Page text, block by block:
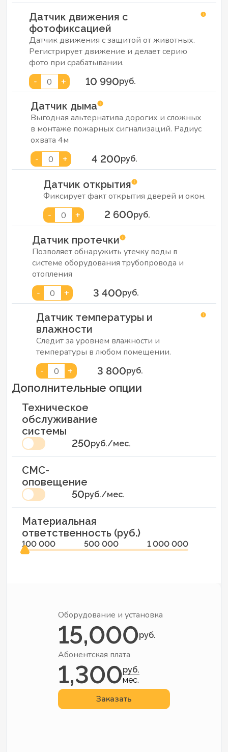
Датчик движения с
фотофиксацией
Датчик движения с защитой от животных.
Регистрирует движение и делает серию
фото при срабатывании.
-
0 + 10 990руб.
Датчик дыма
Выгодная альтернатива дорогих и сложных
в монтаже пожарных сигнализаций. Радиус
охвата 4м
-
0 + 4 200руб.
Датчик открытия
Фиксирует факт открытия дверей и окон.
-
0 + 2 600руб.
Датчик протечки
Позволяет обнаружить утечку воды в
системе оборудования трубопровода и
отопления
-
0 + 3 400руб.
Датчик температуры и
влажности
Следит за уровнем влажности и
температуры в любом помещении.
-
0 + 3 800руб.
Дополнительные опции
Техническое
обслуживание
системы
250руб./мес.
СМС-
оповещение
50руб./мес.
Материальная
ответственность (руб.)
100 000 500 000 1 000 000
Оборудование и установка
15,000руб.
Абонентская плата
1,300руб.
мес.
Заказать